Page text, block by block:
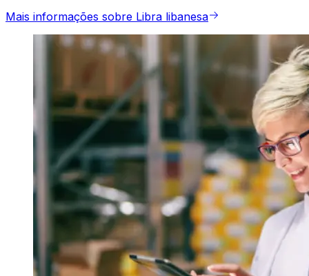
Mais informações sobre Libra libanesa